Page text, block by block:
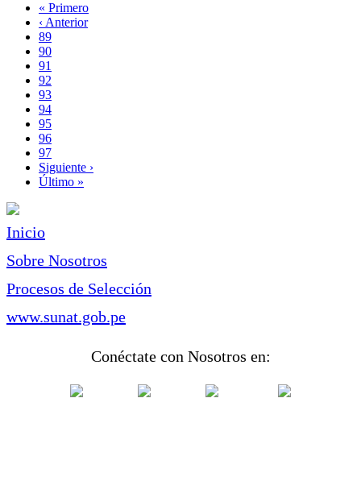
Paginación
Primera
página
« Primero
Página
anterior
‹ Anterior
Page
89
Page
90
Page
91
Page
92
Página
actual
93
Page
94
Page
95
Page
96
Page
97
Siguiente
página
Siguiente ›
Última
Último »
Inicio
Sobre Nosotros
Procesos de Selección
www.sunat.gob.pe
Conéctate con Nosotros en: